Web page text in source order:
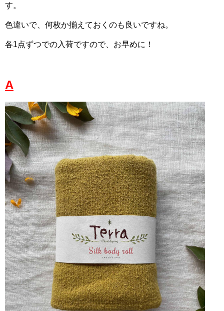
す。
色違いで、何枚か揃えておくのも良いですね。
各1点ずつでの入荷ですので、お早めに！
A